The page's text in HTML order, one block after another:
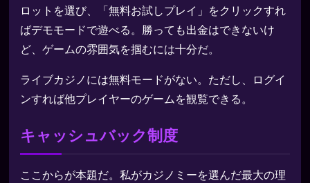
ロットを選び、「無料お試しプレイ」をクリックすれ
ばデモモードで遊べる。勝っても出金はできないけ
ど、ゲームの雰囲気を掴むには十分だ。
ライブカジノには無料モードがない。ただし、ログイ
ンすれば他プレイヤーのゲームを観覧できる。
キャッシュバック制度
ここからが本題だ。私がカジノミーを選んだ最大の理